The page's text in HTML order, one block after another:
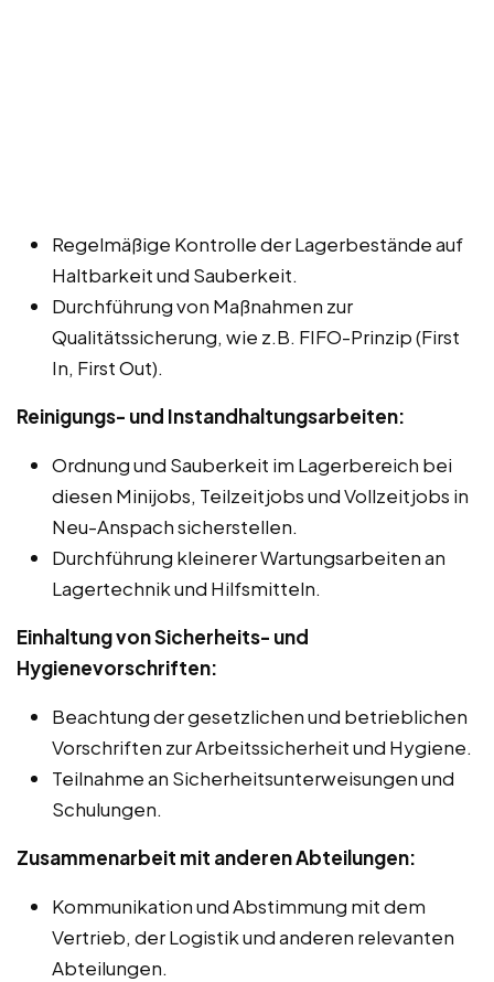
Regelmäßige Kontrolle der Lagerbestände auf
Haltbarkeit und Sauberkeit.
Durchführung von Maßnahmen zur
Qualitätssicherung, wie z.B. FIFO-Prinzip (First
In, First Out).
Reinigungs- und Instandhaltungsarbeiten:
Ordnung und Sauberkeit im Lagerbereich bei
diesen Minijobs, Teilzeitjobs und Vollzeitjobs in
Neu-Anspach sicherstellen.
Durchführung kleinerer Wartungsarbeiten an
Lagertechnik und Hilfsmitteln.
Einhaltung von Sicherheits- und
Hygienevorschriften:
Beachtung der gesetzlichen und betrieblichen
Vorschriften zur Arbeitssicherheit und Hygiene.
Teilnahme an Sicherheitsunterweisungen und
Schulungen.
Zusammenarbeit mit anderen Abteilungen:
Kommunikation und Abstimmung mit dem
Vertrieb, der Logistik und anderen relevanten
Abteilungen.